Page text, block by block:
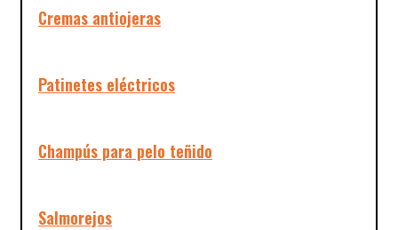
Cremas antiojeras
Patinetes eléctricos
Champús para pelo teñido
Salmorejos